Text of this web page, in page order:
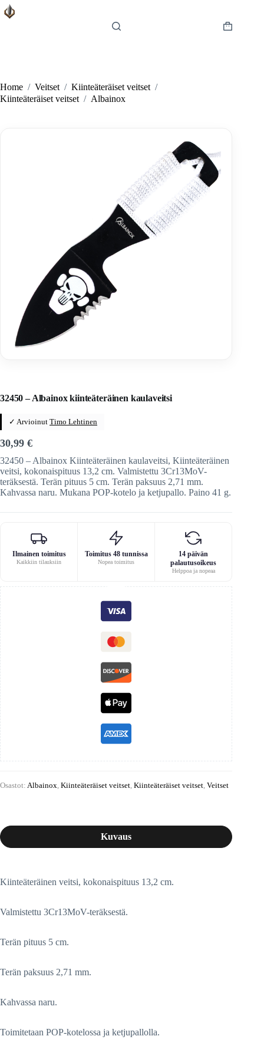
Skip
to
Shopping
Home / Veitset / Kiinteäteräiset veitset /
Kiinteäteräiset veitset / Albainox
32450 – Albainox kiinteäteräinen kaulaveitsi
✓ Arvioinut Timo Lehtinen
30,99 €
32450 – Albainox Kiinteäteräinen kaulaveitsi, Kiinteäteräinen
veitsi, kokonaispituus 13,2 cm. Valmistettu 3Cr13MoV-
teräksestä. Terän pituus 5 cm. Terän paksuus 2,71 mm.
Kahvassa naru. Mukana POP-kotelo ja ketjupallo. Paino 41 g.
Ilmainen toimitus
Kaikkiin tilauksiin
Toimitus 48 tunnissa
Nopea toimitus
14 päivän
palautusoikeus
Helppoa ja nopeaa
Osastot: Albainox, Kiinteäteräiset veitset, Kiinteäteräiset veitset, Veitset
Kuvaus
Kiinteäteräinen veitsi, kokonaispituus 13,2 cm.
Valmistettu 3Cr13MoV-teräksestä.
Terän pituus 5 cm.
Terän paksuus 2,71 mm.
Kahvassa naru.
Toimitetaan POP-kotelossa ja ketjupallolla.